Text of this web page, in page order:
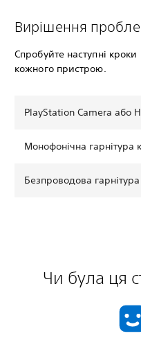
Вирішення
Спробуйте наступні
кожного пристрою.
PlayStation Camera або
Монофонічна гарнітура
Безпроводова
Чи була ця